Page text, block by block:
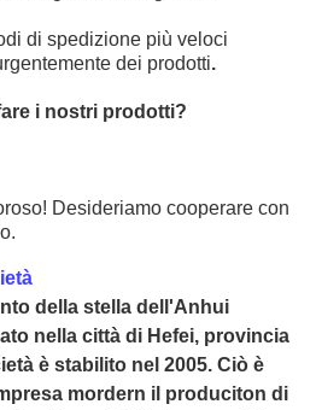
di spedizione più veloci
dei prodotti.
i nostri prodotti?
Desideriamo cooperare con
della stella dell'Anhui
nella città di Hefei, provincia
è stabilito nel 2005. Ciò è
mordern il produciton di